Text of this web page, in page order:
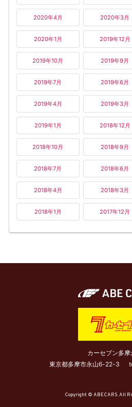
2020年4月 2020年3月
2020年1月 2019年12月
2019年10月 2019年9月
2019年7月 2019年6月
2019年4月 2019年3月
2019年1月 2018年12月
2018年10月 2018年9月
2018年7月 2018年6月
2018年4月 2018年3月
2018年1月 2017年12月
カーセブン多摩
東京都多摩市永山6-22-3
Copyright © ABECARS. All